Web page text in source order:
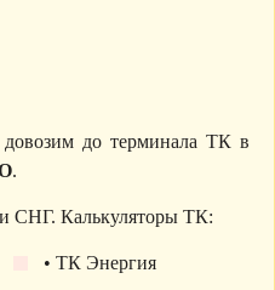
довозим до терминала ТК в
.
СНГ. Калькуляторы ТК:
• ТК Энергия